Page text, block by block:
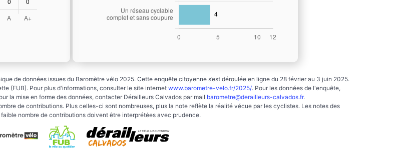
de données issues du Baromètre vélo 2025. Cette enquête citoyenne s’est déroulée en ligne du 28 février au 3 juin 2025.
(FUB). Pour plus d'informations, consulter le site internet www.barometre-velo.fr/2025/. Pour les données de l'enquête,
la mise en forme des données, contacter Dérailleurs Calvados par mail barometre@derailleurs-calvados.fr.
de contributions. Plus celles-ci sont nombreuses, plus la note reflète la réalité vécue par les cyclistes. Les notes des
nombre de contributions doivent être interprétées avec prudence.